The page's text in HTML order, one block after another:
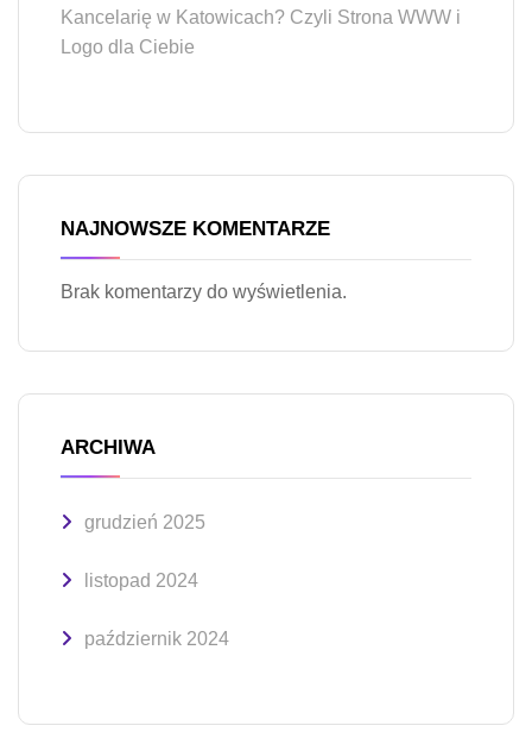
Kancelarię w Katowicach? Czyli Strona WWW i
Logo dla Ciebie
NAJNOWSZE KOMENTARZE
Brak komentarzy do wyświetlenia.
ARCHIWA
grudzień 2025
listopad 2024
październik 2024